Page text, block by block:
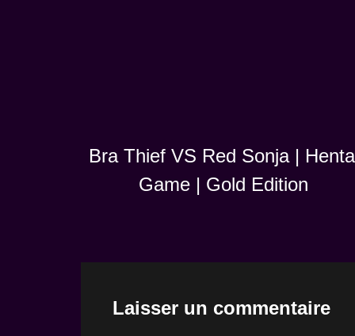
Bra Thief VS Red Sonja |
Game | Gold Edition
Laisser un commentaire